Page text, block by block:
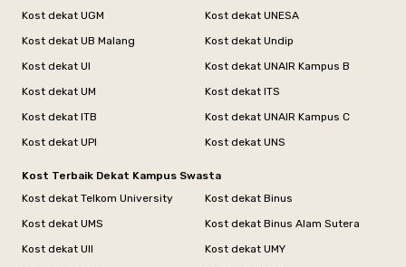
Kost dekat UGM
Kost dekat UNESA
Kost dekat UB Malang
Kost dekat Undip
Kost dekat UI
Kost dekat UNAIR Kampus B
Kost dekat UM
Kost dekat ITS
Kost dekat ITB
Kost dekat UNAIR Kampus C
Kost dekat UPI
Kost dekat UNS
Kost Terbaik Dekat Kampus Swasta
Kost dekat Telkom University
Kost dekat Binus
Kost dekat UMS
Kost dekat Binus Alam Sutera
Kost dekat UII
Kost dekat UMY